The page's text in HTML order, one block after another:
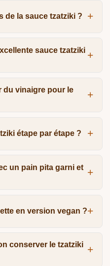
de la sauce tzatziki ?
sauce tzatziki
du vinaigre pour le
étape par étape ?
un pain pita garni et
en version vegan ?
conserver le tzatziki